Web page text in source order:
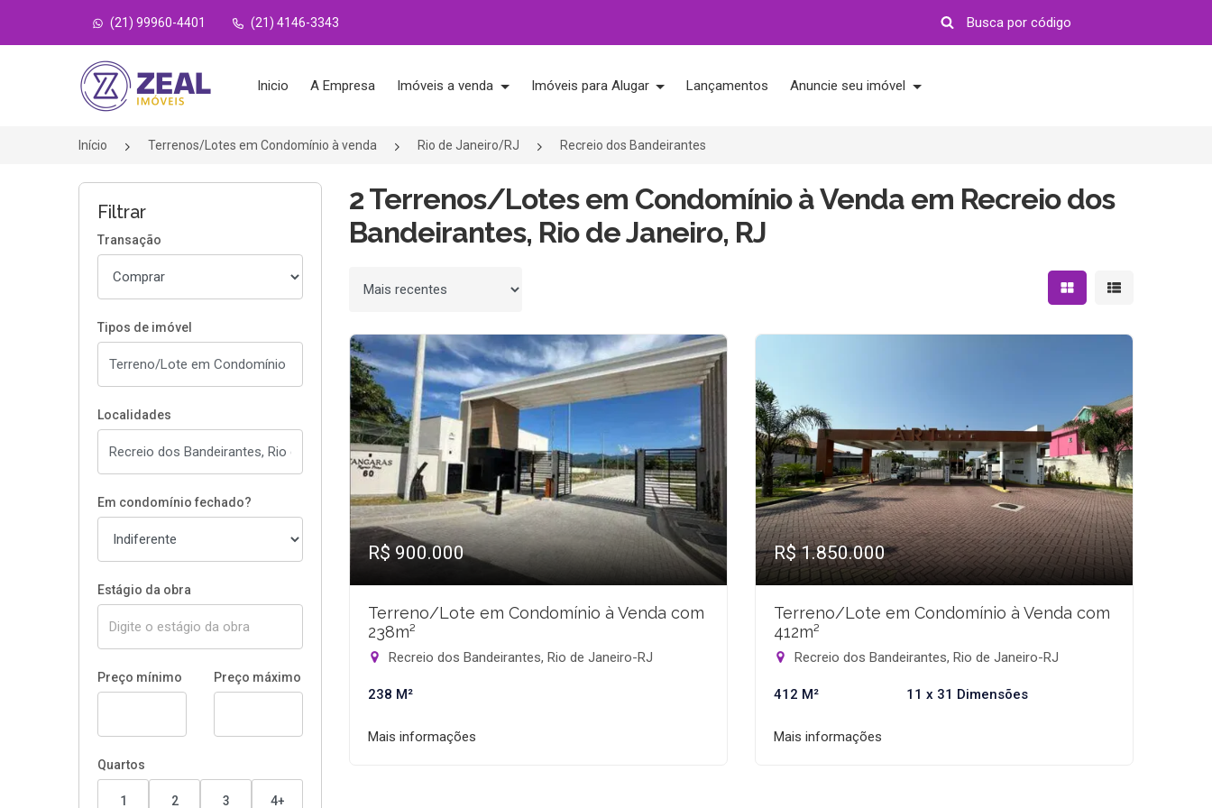
(21) 99960-4401 (21) 4146-3343
Página inicial
Inicio A Empresa Imóveis a venda Imóveis para Alugar Lançamentos Anuncie seu imóvel
Início Terrenos/Lotes em Condomínio à venda Rio de Janeiro/RJ Recreio dos Bandeirantes
Filtrar
Transação
Tipos de imóvel
Localidades
Em condomínio fechado?
Estágio da obra
Preço mínimo Preço máximo
Quartos
1 2 3 4+
2 Terrenos/Lotes em Condomínio à Venda em Recreio dos
Bandeirantes, Rio de Janeiro, RJ
Ordenar por Mostrar resultados em
Mostrar
R$ 900.000
Terreno/Lote em Condomínio à Venda com
238m²
Recreio dos Bandeirantes, Rio de Janeiro-RJ
238 M²
Mais informações
R$ 1.850.000
Terreno/Lote em Condomínio à Venda com
412m²
Recreio dos Bandeirantes, Rio de Janeiro-RJ
412 M² 11 x 31 Dimensões
Mais informações